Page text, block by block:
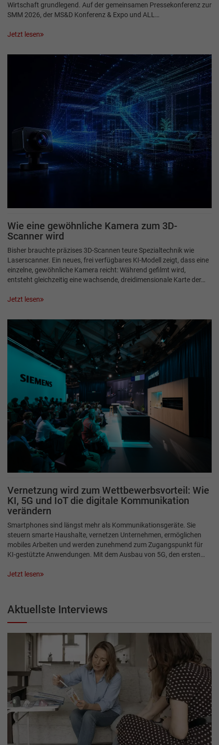
Wirtschaft grundlegend. Auf der gemeinsamen Pressekonferenz zur
SMM 2026, der MS&D Konferenz & Expo und ALL…
Jetzt lesen
Wie eine gewöhnliche Kamera zum 3D-
Scanner wird
Bisher brauchte präzises 3D-Scannen teure Spezialtechnik wie
Laserscanner. Ein neues, frei verfügbares KI-Modell zeigt, dass eine
einzelne, gewöhnliche Kamera reicht: Während gefilmt wird,
entsteht gleichzeitig eine wachsende, dreidimensionale Karte der…
Jetzt lesen
Vernetzung wird zum Wettbewerbsvorteil: Wie
KI, 5G und IoT die digitale Kommunikation
verändern
Smartphones sind längst mehr als Kommunikationsgeräte. Sie
steuern smarte Haushalte, vernetzen Unternehmen, ermöglichen
mobiles Arbeiten und werden zunehmend zum Zugangspunkt für
KI-gestützte Anwendungen. Mit dem Ausbau von 5G, den ersten…
Jetzt lesen
Aktuellste Interviews